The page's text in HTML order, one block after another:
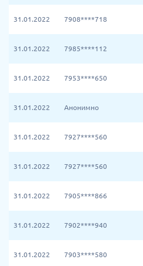
31.01.2022 7908****718
31.01.2022 7985****112
31.01.2022 7953****650
31.01.2022 Анонимно
31.01.2022 7927****560
31.01.2022 7927****560
31.01.2022 7905****866
31.01.2022 7902****940
31.01.2022 7903****580